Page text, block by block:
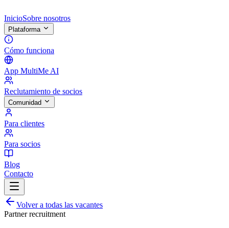
InicioSobre nosotros
Plataforma
Cómo funciona
App MultiMe AI
Reclutamiento de socios
Comunidad
Para clientes
Para socios
Blog
Contacto
Volver a todas las vacantes
Partner recruitment